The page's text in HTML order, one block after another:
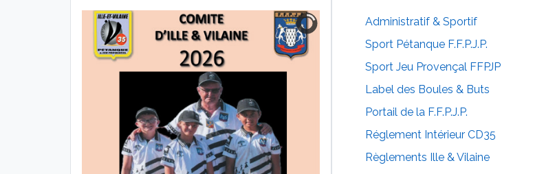
Administratif & Sportif
Sport Pétanque F.F.P.J.P.
Sport Jeu Provençal FFPJP
Label des Boules & Buts
Portail de la F.F.P.J.P.
Réglement Intérieur CD35
Règlements Ille & Vilaine